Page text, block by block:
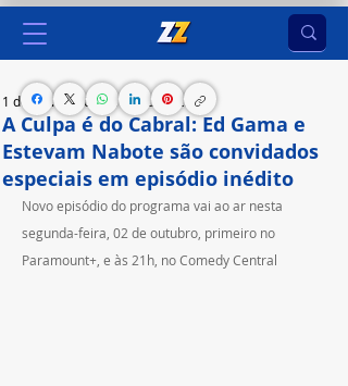
A Culpa é do Cabral: Ed Gama e
Estevam Nabote são convidados
especiais em episódio inédito
1 de out. de 2023 2 min de leitura
Novo episódio do programa vai ao ar nesta
segunda-feira, 02 de outubro, primeiro no
Paramount+, e às 21h, no Comedy Central